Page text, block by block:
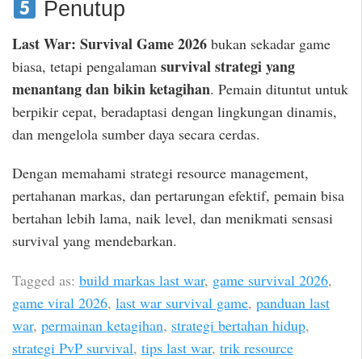
Penutup
Last War: Survival Game 2026 bukan sekadar game
biasa, tetapi pengalaman survival strategi yang
menantang dan bikin ketagihan. Pemain dituntut untuk
berpikir cepat, beradaptasi dengan lingkungan dinamis,
dan mengelola sumber daya secara cerdas.
Dengan memahami strategi resource management,
pertahanan markas, dan pertarungan efektif, pemain bisa
bertahan lebih lama, naik level, dan menikmati sensasi
survival yang mendebarkan.
Tagged as: build markas last war, game survival 2026,
game viral 2026, last war survival game, panduan last
war, permainan ketagihan, strategi bertahan hidup,
strategi PvP survival, tips last war, trik resource